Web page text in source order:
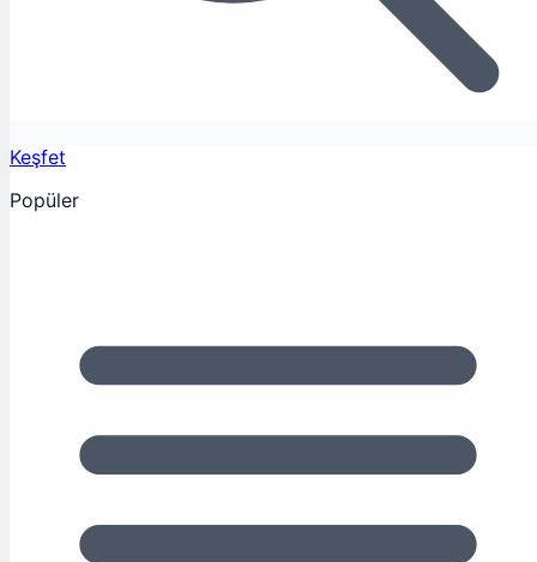
Keşfet
Popüler